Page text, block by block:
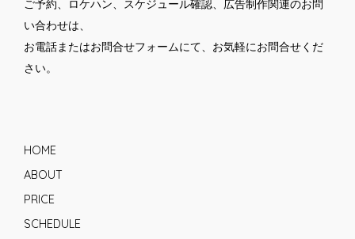
ご予約、ロケハン、スケジュール確認、広告制作関連のお問
い合わせは、
お電話またはお問合せフォームにて、お気軽にお問合せくだ
さい。
HOME
ABOUT
PRICE
SCHEDULE